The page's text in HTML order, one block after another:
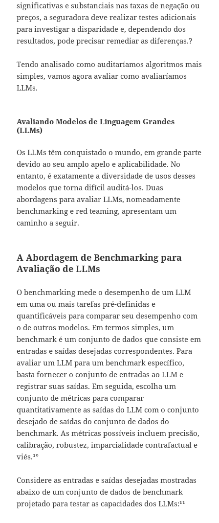
significativas e substanciais nas taxas de negação ou
preços, a seguradora deve realizar testes adicionais
para investigar a disparidade e, dependendo dos
resultados, pode precisar remediar as diferenças.?
Tendo analisado como auditaríamos algoritmos mais
simples, vamos agora avaliar como avaliaríamos
LLMs.
Avaliando Modelos de Linguagem Grandes
(LLMs)
Os LLMs têm conquistado o mundo, em grande parte
devido ao seu amplo apelo e aplicabilidade. No
entanto, é exatamente a diversidade de usos desses
modelos que torna difícil auditá-los. Duas
abordagens para avaliar LLMs, nomeadamente
benchmarking e red teaming, apresentam um
caminho a seguir.
A Abordagem de Benchmarking para
Avaliação de LLMs
O benchmarking mede o desempenho de um LLM
em uma ou mais tarefas pré-definidas e
quantificáveis para comparar seu desempenho com
o de outros modelos. Em termos simples, um
benchmark é um conjunto de dados que consiste em
entradas e saídas desejadas correspondentes. Para
avaliar um LLM para um benchmark específico,
basta fornecer o conjunto de entradas ao LLM e
registrar suas saídas. Em seguida, escolha um
conjunto de métricas para comparar
quantitativamente as saídas do LLM com o conjunto
desejado de saídas do conjunto de dados do
benchmark. As métricas possíveis incluem precisão,
calibração, robustez, imparcialidade contrafactual e
viés.¹°
Considere as entradas e saídas desejadas mostradas
abaixo de um conjunto de dados de benchmark
projetado para testar as capacidades dos LLMs:¹¹